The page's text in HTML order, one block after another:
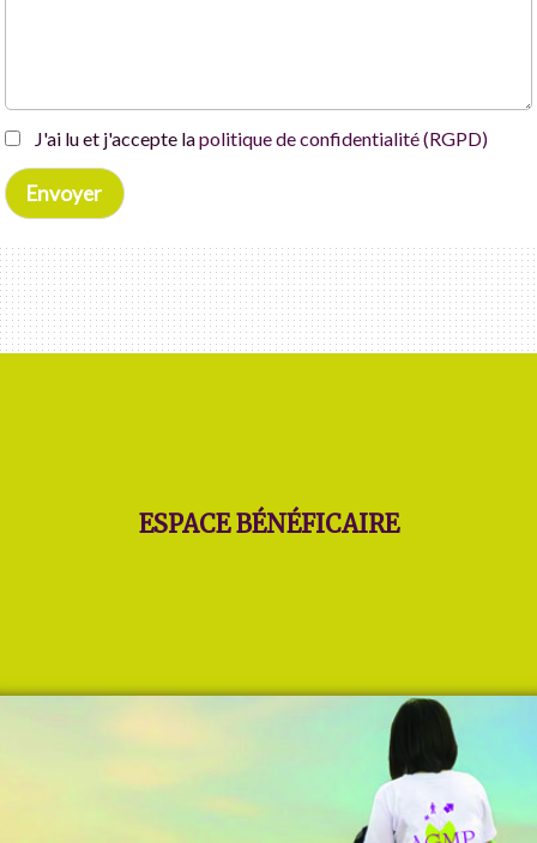
J'ai lu et j'accepte lapolitique de confidentialité (RGPD)
ESPACE BÉNÉFICAIRE